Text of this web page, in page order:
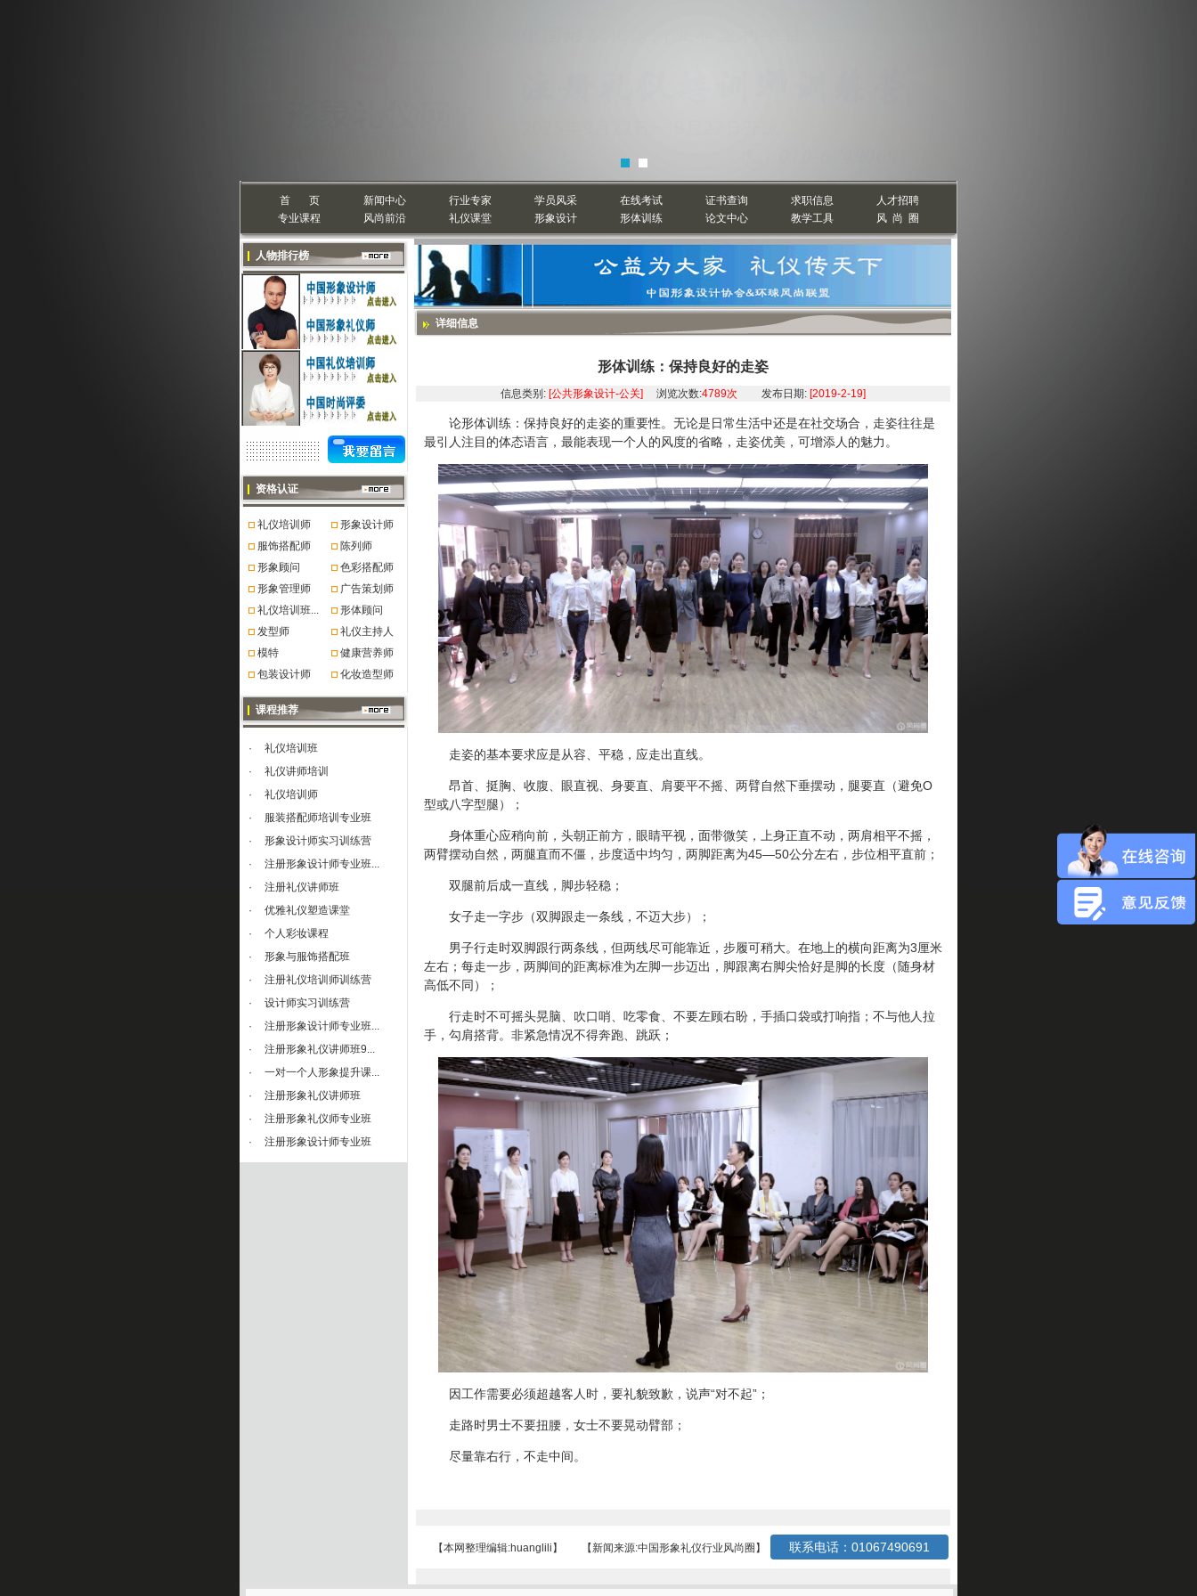
首 页 新闻中心 行业专家 学员风采 在线考试 证书查询 求职信息
人才招聘
专业课程
风尚前沿 礼仪课堂 形象设计 形体训练 论文中心 教学工具 风 尚 圈
人物排行榜
资格认证
礼仪培训师
形象设计师
服饰搭配师
陈列师
形象顾问
色彩搭配师
形象管理师
广告策划师
礼仪培训班...
形体顾问
发型师
礼仪主持人
模特
健康营养师
包装设计师
化妆造型师
课程推荐
·
礼仪培训班
·
礼仪讲师培训
·
礼仪培训师
·
服装搭配师培训专业班
·
形象设计师实习训练营
·
注册形象设计师专业班...
·
注册礼仪讲师班
·
优雅礼仪塑造课堂
·
个人彩妆课程
·
形象与服饰搭配班
·
注册礼仪培训师训练营
·
设计师实习训练营
·
注册形象设计师专业班...
·
注册形象礼仪讲师班9...
·
一对一个人形象提升课...
·
注册形象礼仪讲师班
·
注册形象礼仪师专业班
·
注册形象设计师专业班
详细信息
形体训练：保持良好的走姿
信息类别: [公共形象设计-公关] 浏览次数:4789次 发布日期: [2019-2-19]
论形体训练：保持良好的走姿的重要性。无论是日常生活中还是在社交场合，走姿往往是
最引人注目的体态语言，最能表现一个人的风度的省略，走姿优美，可增添人的魅力。
走姿的基本要求应是从容、平稳，应走出直线。
昂首、挺胸、收腹、眼直视、身要直、肩要平不摇、两臂自然下垂摆动，腿要直（避免O
型或八字型腿）；
身体重心应稍向前，头朝正前方，眼睛平视，面带微笑，上身正直不动，两肩相平不摇，
两臂摆动自然，两腿直而不僵，步度适中均匀，两脚距离为45—50公分左右，步位相平直前；
双腿前后成一直线，脚步轻稳；
女子走一字步（双脚跟走一条线，不迈大步）；
男子行走时双脚跟行两条线，但两线尽可能靠近，步履可稍大。在地上的横向距离为3厘米
左右；每走一步，两脚间的距离标准为左脚一步迈出，脚跟离右脚尖恰好是脚的长度（随身材
高低不同）；
行走时不可摇头晃脑、吹口哨、吃零食、不要左顾右盼，手插口袋或打响指；不与他人拉
手，勾肩搭背。非紧急情况不得奔跑、跳跃；
因工作需要必须超越客人时，要礼貌致歉，说声“对不起”；
走路时男士不要扭腰，女士不要晃动臂部；
尽量靠右行，不走中间。
【本网整理编辑:huanglili】 【新闻来源:中国形象礼仪行业风尚圈】 联系电话：01067490691